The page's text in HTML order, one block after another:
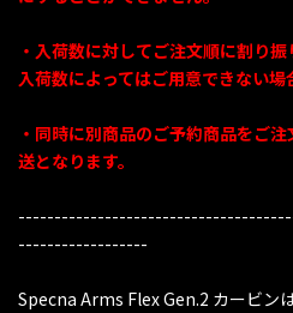
・入荷数に対してご注文順に割り
入荷数によってはご用意できない場
・同時に別商品のご予約商品をご
送となります。
------------------
Specna Arms Flex Gen.2 カービン